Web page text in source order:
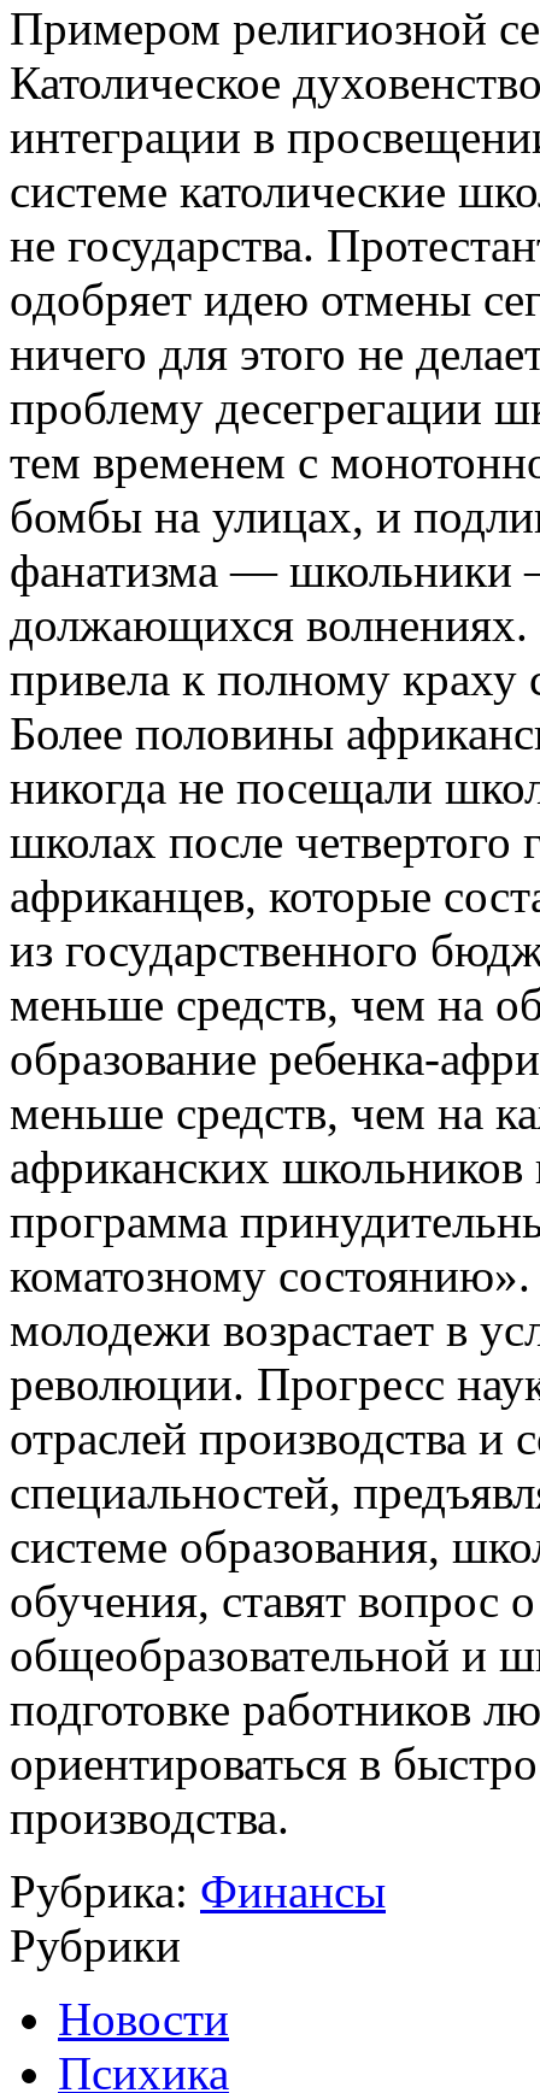
Примером религиозной
Католическое
интеграции в
системе католические
не государства.
одобряет идею отмены
ничего для этого не
проблему десегрегации
тем временем с
бомбы на ули­цах, и
фана­тизма — школьники
должающихся волнениях.
привела к пол­ному
Более половины
никогда не посещали
школах после четвертого
африканцев, которые
из государственного
меньше средств, чем на
образование ребенка-
меньше средств, чем на
африканских школьников
программа
коматозному
молодежи возрастает в
революции. Прогресс
отраслей производства
специальностей,
системе образования,
обучения, ставят вопрос
общеобразовательной и
подготовке работников
ориентироваться в
производства.
Рубрика: Финансы
Рубрики
Новости
Психика